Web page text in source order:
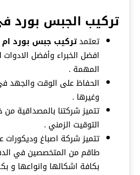
تركيب الجبس بورد
تعتمدتركيب جبس بورد
افضل الخبراء وأفضل
المهمة .
الحفاظ على الوقت والجهد
وغيرها .
تتميز شركتنا بالمصداقية
التوقيت الزمني .
تتميز شركة اصباغ وديكورات
طاقم من المتخصصين في
بكافة اشكالها وانواعها و